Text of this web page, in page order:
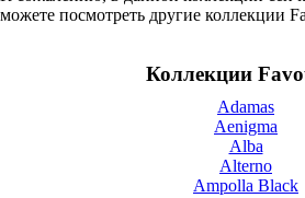
можете посмотреть другие коллекции
Коллекции
Adamas
Aenigma
Alba
Alterno
Ampolla Black